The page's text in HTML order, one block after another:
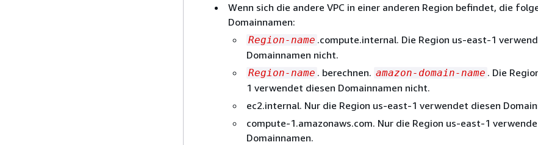
Wenn sich die andere VPC in einer anderen Region befindet, die
Domainnamen:
Region-name .compute.internal. Die Region us-east-1
Domainnamen nicht.
Region-name . berechnen. amazon-domain-name . Die
1 verwendet diesen Domainnamen nicht.
ec2.internal. Nur die Region us-east-1 verwendet diesen
compute-1.amazonaws.com. Nur die Region us-east-1
Domainnamen.